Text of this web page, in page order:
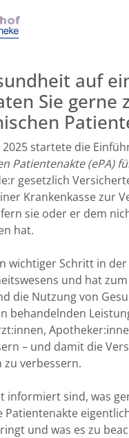
auf
Sie gerne
2025 startete die
Patientenakte (ePA)
gesetzlich
Krankenkasse zur
sie oder er dem
hat.
wichtiger Schritt in
und hat
die Nutzung von
behandelnden
– und damit die
zu verbessern.
informiert sind, was
Patientenakte
und was es zu